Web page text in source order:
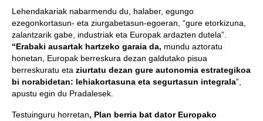
Lehendakariak nabarmendu du, halaber, egungo
ezegonkortasun- eta ziurgabetasun-egoeran, “gure etorkizuna,
zalantzarik gabe, industriak eta Europak ardazten dutela”.
“Erabaki ausartak hartzeko garaia da, mundu aztoratu
honetan, Europak berreskura dezan galdutako pisua
berreskuratu eta ziurtatu dezan gure autonomia estrategikoa
bi norabidetan: lehiakortasuna eta segurtasun integrala”,
apustu egin du Pradalesek.
Testuinguru horretan, Plan berria bat dator Europako